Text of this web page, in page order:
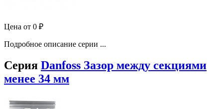
Цена от 0 ₽
Подробное описание серии ...
Серия Danfoss Зазор между секциями
менее 34 мм